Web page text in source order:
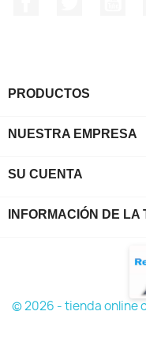
PRODUCTOS
NUESTRA EMPRESA
SU CUENTA
INFORMACIÓN DE LA
© 2026 - tienda online